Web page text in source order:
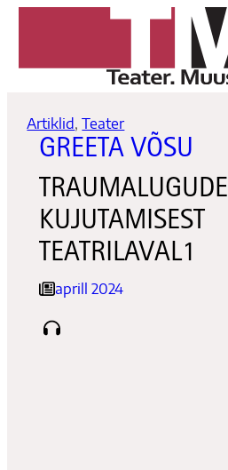
Artiklid, Teater
GREETA VÕSU
TRAUMALUGUDE
KUJUTAMISEST
TEATRILAVAL1
aprill 2024